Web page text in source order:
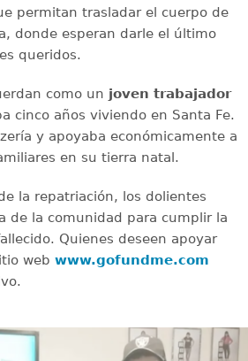
permitan trasladar el cuerpo de
donde esperan darle el último
queridos.
como un joven trabajador
cinco años viviendo en Santa Fe.
y apoyaba económicamente a
en su tierra natal.
la repatriación, los dolientes
de la comunidad para cumplir la
Quienes deseen apoyar
web www.gofundme.com